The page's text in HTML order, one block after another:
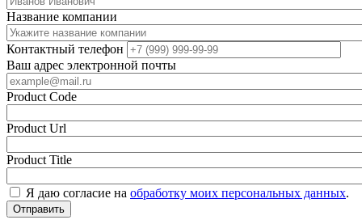
Название компании
Контактный телефон
Ваш адрес электронной почты
Product Code
Product Url
Product Title
Я даю согласие на обработку моих персональных данных.
Отправить